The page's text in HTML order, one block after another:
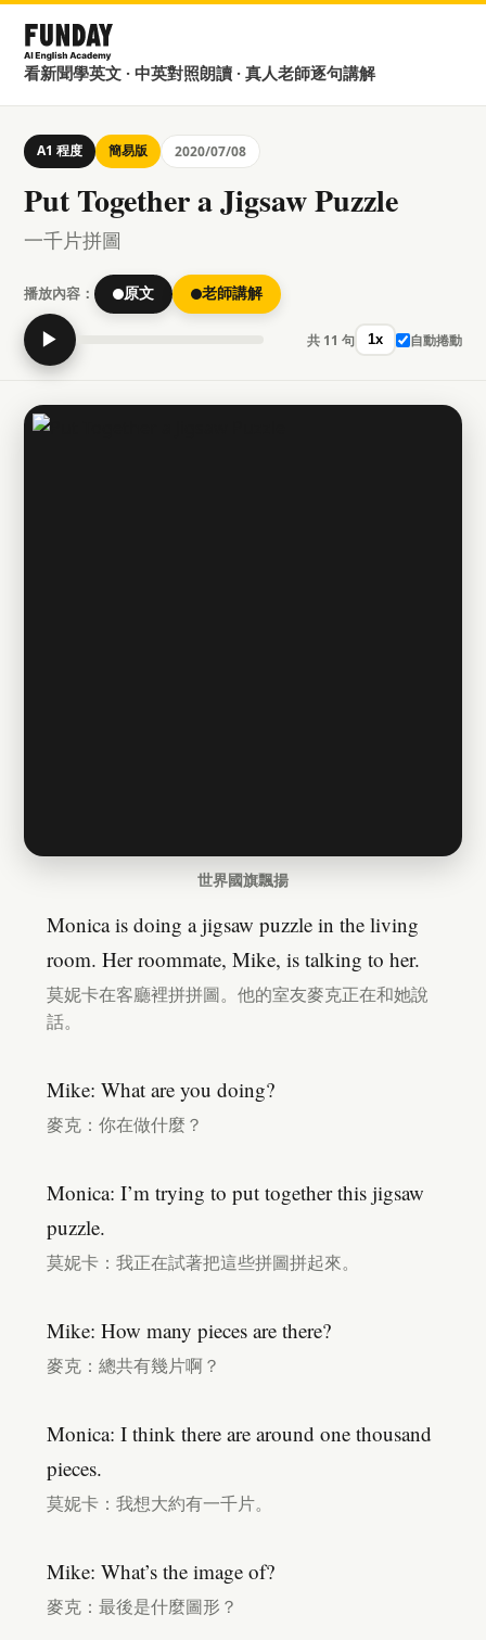
看新聞學英文 · 中英對照朗讀 · 真人老師逐句講解
A1 程度 簡易版 2020/07/08
Put Together a Jigsaw Puzzle
一千片拼圖
播放內容： 原文 老師講解
▶ 共 11 句 1x 自動捲動
世界國旗飄揚
Monica is doing a jigsaw puzzle in the living
room. Her roommate, Mike, is talking to her.
莫妮卡在客廳裡拼拼圖。他的室友麥克正在和她說
話。
Mike: What are you doing?
麥克：你在做什麼？
Monica: I’m trying to put together this jigsaw
puzzle.
莫妮卡：我正在試著把這些拼圖拼起來。
Mike: How many pieces are there?
麥克：總共有幾片啊？
Monica: I think there are around one thousand
pieces.
莫妮卡：我想大約有一千片。
Mike: What’s the image of?
麥克：最後是什麼圖形？